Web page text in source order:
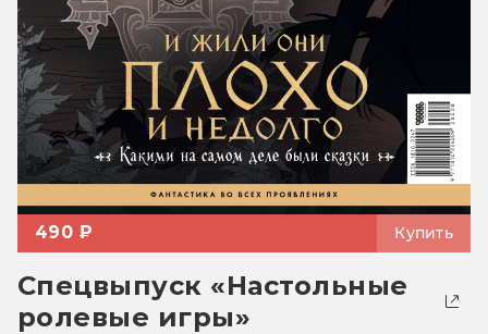
490 ₽ Купить
Спецвыпуск «Настольные
ролевые игры»